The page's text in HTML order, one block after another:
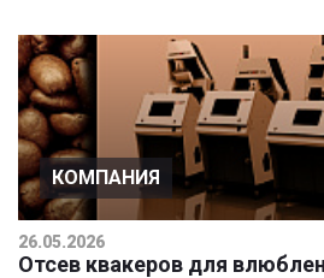
КОМПАНИЯ
26.05.2026
Отсев квакеров для